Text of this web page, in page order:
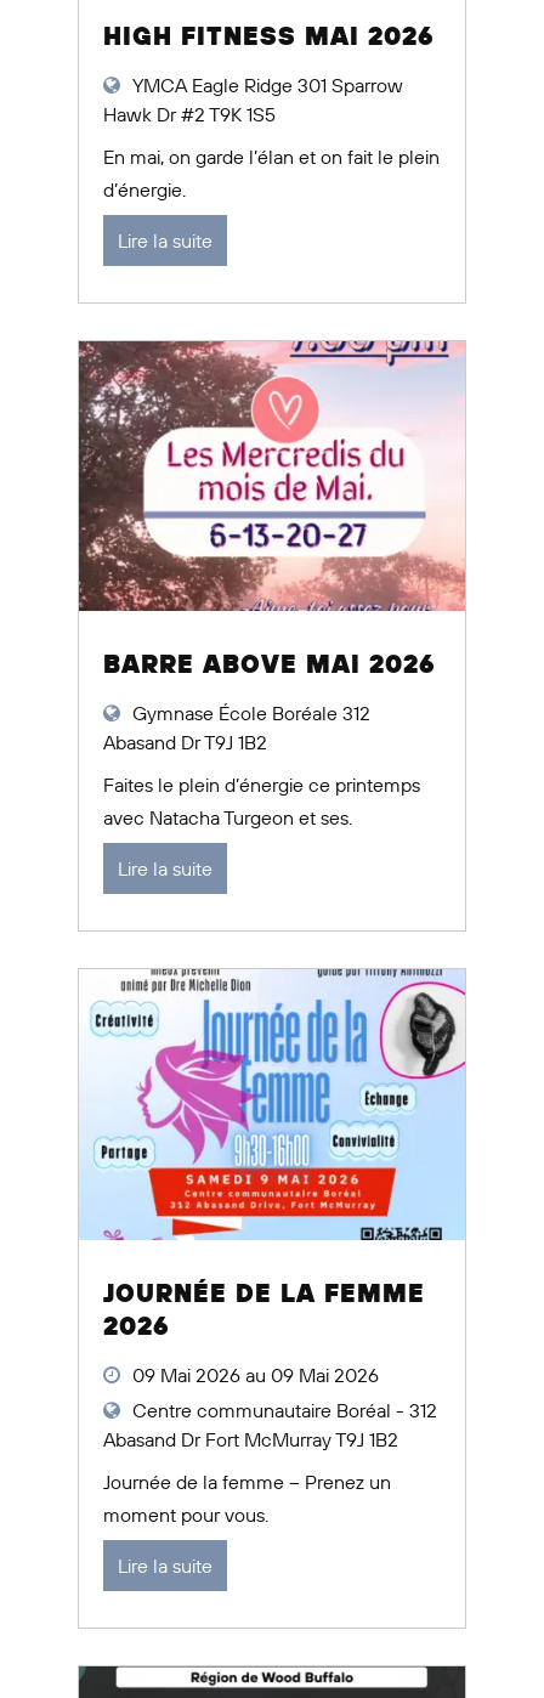
HIGH FITNESS MAI 2026
YMCA Eagle Ridge 301 Sparrow
Hawk Dr #2 T9K 1S5
En mai, on garde l’élan et on fait le plein
d’énergie.
Lire la suite
BARRE ABOVE MAI 2026
Gymnase École Boréale 312
Abasand Dr T9J 1B2
Faites le plein d’énergie ce printemps
avec Natacha Turgeon et ses.
Lire la suite
JOURNÉE DE LA FEMME
2026
09 Mai 2026 au 09 Mai 2026
Centre communautaire Boréal - 312
Abasand Dr Fort McMurray T9J 1B2
Journée de la femme – Prenez un
moment pour vous.
Lire la suite